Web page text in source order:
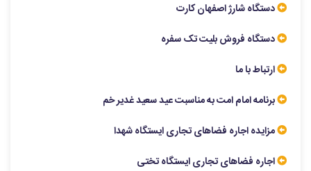
دستگاه شارژ اصفهان کارت
دستگاه فروش بلیت تک سفره
ارتباط با ما
برنامه امام امت به مناسبت عید سعید غدیر خم
مزایده اجاره فضاهای تجاری ایستگاه شهدا
اجاره فضاهای تجاری ایستگاه تختی